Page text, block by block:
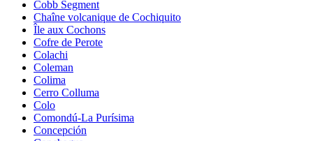
Cobb Segment
Chaîne volcanique de Cochiquito
Île aux Cochons
Cofre de Perote
Colachi
Coleman
Colima
Cerro Colluma
Colo
Comondú-La Purísima
Concepción